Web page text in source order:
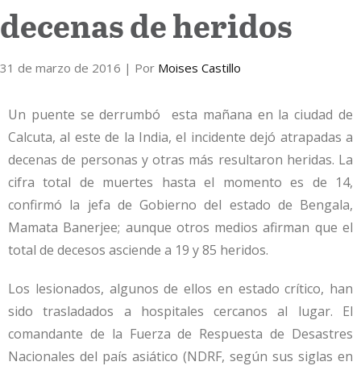
decenas de heridos
31 de marzo de 2016 | Por Moises Castillo
Un puente se derrumbó esta mañana en la ciudad de
Calcuta, al este de la India, el incidente dejó atrapadas a
decenas de personas y otras más resultaron heridas. La
cifra total de muertes hasta el momento es de 14,
confirmó la jefa de Gobierno del estado de Bengala,
Mamata Banerjee; aunque otros medios afirman que el
total de decesos asciende a 19 y 85 heridos.
Los lesionados, algunos de ellos en estado crítico, han
sido trasladados a hospitales cercanos al lugar. El
comandante de la Fuerza de Respuesta de Desastres
Nacionales del país asiático (NDRF, según sus siglas en